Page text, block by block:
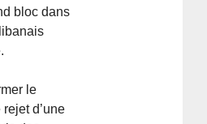
bloc dans
le
d’une